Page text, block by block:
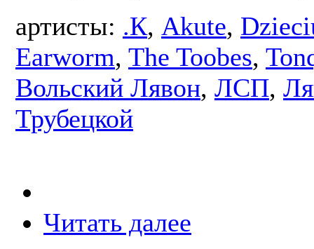
артисты: .К, Akute,
Earworm, The Toobes,
Вольский Лявон, ЛСП,
Трубецкой
Читать далее